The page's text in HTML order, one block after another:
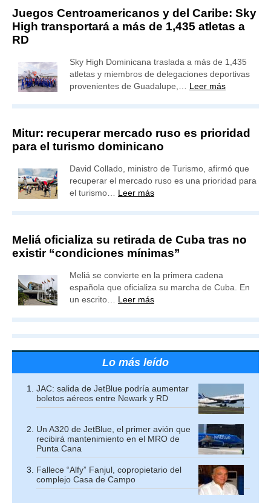
Juegos Centroamericanos y del Caribe: Sky
High transportará a más de 1,435 atletas a
RD
Sky High Dominicana traslada a más de 1,435
atletas y miembros de delegaciones deportivas
provenientes de Guadalupe,… Leer más
Mitur: recuperar mercado ruso es prioridad
para el turismo dominicano
David Collado, ministro de Turismo, afirmó que
recuperar el mercado ruso es una prioridad para
el turismo… Leer más
Meliá oficializa su retirada de Cuba tras no
existir “condiciones mínimas”
Meliá se convierte en la primera cadena
española que oficializa su marcha de Cuba. En
un escrito… Leer más
Lo más leído
JAC: salida de JetBlue podría aumentar
boletos aéreos entre Newark y RD
Un A320 de JetBlue, el primer avión que
recibirá mantenimiento en el MRO de
Punta Cana
Fallece “Alfy” Fanjul, copropietario del
complejo Casa de Campo